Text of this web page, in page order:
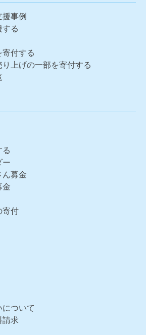
事例
する
寄付する
上げの一部を寄付する
る
ー
ん募金
金
寄付
ついて
請求